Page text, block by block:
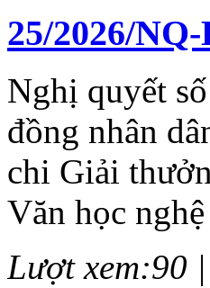
25/2026/
Nghị quyết
đồng nhân
chi Giải
Văn học
Lượt xem:90